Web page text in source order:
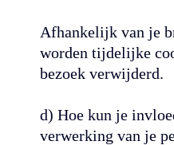
Afhankelijk van je
worden tijdelijke
bezoek verwijderd.
d) Hoe kun je
verwerking van je